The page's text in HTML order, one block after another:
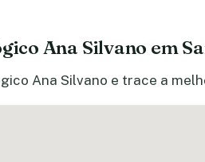
Ana Silvano em
Ana Silvano e trace a